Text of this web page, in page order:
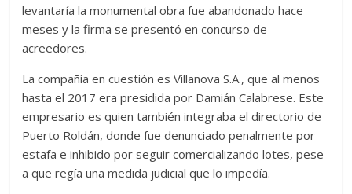
levantaría la monumental obra fue abandonado hace
meses y la firma se presentó en concurso de
acreedores.
La compañía en cuestión es Villanova S.A., que al menos
hasta el 2017 era presidida por Damián Calabrese. Este
empresario es quien también integraba el directorio de
Puerto Roldán, donde fue denunciado penalmente por
estafa e inhibido por seguir comercializando lotes, pese
a que regía una medida judicial que lo impedía.